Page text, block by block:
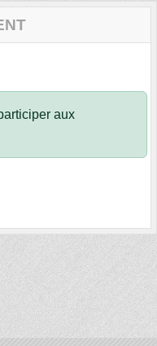
aux